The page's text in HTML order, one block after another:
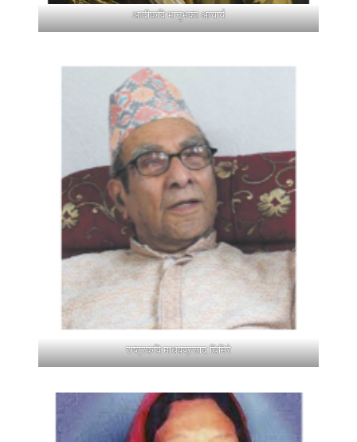
आदीकवि भानुभक्त आचार्य
राष्ट्रकवि माधवप्रसाद घिमिरे